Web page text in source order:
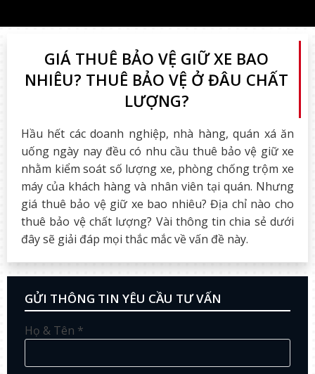
GIÁ THUÊ BẢO VỆ GIỮ XE BAO
NHIÊU? THUÊ BẢO VỆ Ở ĐÂU CHẤT
LƯỢNG?
Hầu hết các doanh nghiệp, nhà hàng, quán xá ăn
uống ngày nay đều có nhu cầu thuê bảo vệ giữ xe
nhằm kiểm soát số lượng xe, phòng chống trộm xe
máy của khách hàng và nhân viên tại quán. Nhưng
giá thuê bảo vệ giữ xe bao nhiêu? Địa chỉ nào cho
thuê bảo vệ chất lượng? Vài thông tin chia sẻ dưới
đây sẽ giải đáp mọi thắc mắc về vấn đề này.
GỬI THÔNG TIN YÊU CẦU TƯ VẤN
Họ & Tên *